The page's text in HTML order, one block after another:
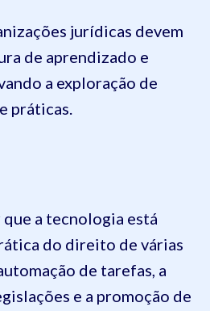
jurídicas devem
de aprendizado e
a exploração de
práticas.
a tecnologia está
do direito de várias
de tarefas, a
e a promoção de